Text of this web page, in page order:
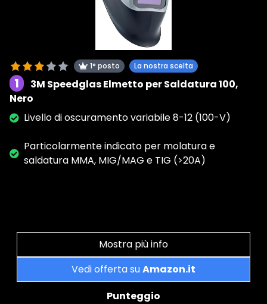
1° posto La nostra scelta
1
3M Speedglas Elmetto per Saldatura 100,
Nero
Livello di oscuramento variabile 8-12 (100-V)
Particolarmente indicato per molatura e
saldatura MMA, MIG/MAG e TIG (>20A)
Mostra più info
Vedi offerta suAmazon.it
Punteggio